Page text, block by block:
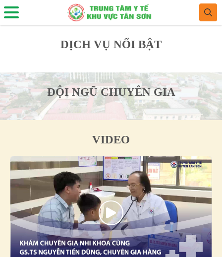
DỊCH VỤ NỔI BẬT
ĐỘI NGŨ CHUYÊN GIA
VIDEO